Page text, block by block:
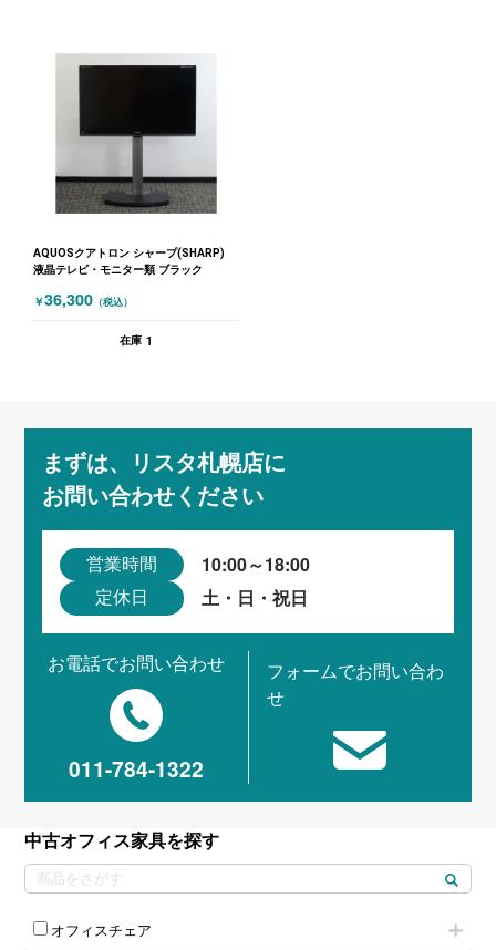
AQUOSクアトロン シャープ(SHARP)
液晶テレビ・モニター類 ブラック
￥36,300 （税込）
在庫 1
まずは、リスタ札幌店に
お問い合わせください
営業時間 10:00～18:00
定休日 土・日・祝日
お電話でお問い合わせ
011-784-1322
フォームでお問い合わ
せ
中古オフィス家具を探す
オフィスチェア